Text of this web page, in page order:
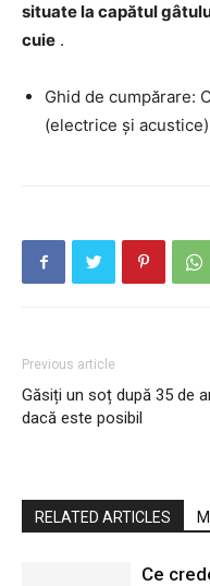
situate la capătul
cuie .
Ghid de cumpărare:
(electrice și
Previous article
Găsiți un soț după 35 de
dacă este posibil
RELATED ARTICLES
Ce